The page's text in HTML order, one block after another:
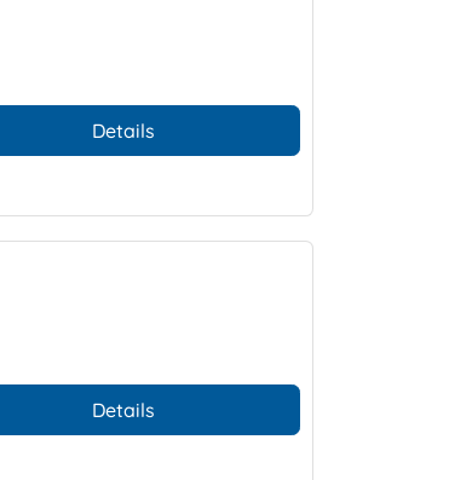
Details
Details